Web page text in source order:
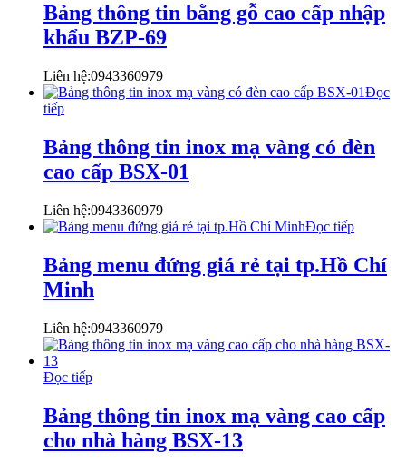
Bảng thông tin bằng gỗ cao cấp nhập
khẩu BZP-69
Liên hệ:0943360979
Đọc
tiếp
Bảng thông tin inox mạ vàng có đèn
cao cấp BSX-01
Liên hệ:0943360979
Đọc tiếp
Bảng menu đứng giá rẻ tại tp.Hồ Chí
Minh
Liên hệ:0943360979
Đọc tiếp
Bảng thông tin inox mạ vàng cao cấp
cho nhà hàng BSX-13